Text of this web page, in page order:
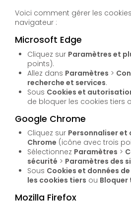
Voici comment gérer les
navigateur :
Microsoft Edge
Cliquez sur Paramètres et
points).
Allez dans Paramètres >
recherche et services.
Sous Cookies et
de bloquer les cookies tiers
Google Chrome
Cliquez sur Personnaliser
Chrome (icône avec trois
Sélectionnez Paramètres >
sécurité > Paramètres des
Sous Cookies et données
les cookies tiers ou Bloquer
Mozilla Firefox